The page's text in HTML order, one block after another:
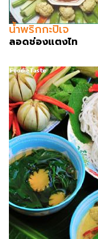
น้ำพริกกะปิเจ
ลอดช่องแตงไท